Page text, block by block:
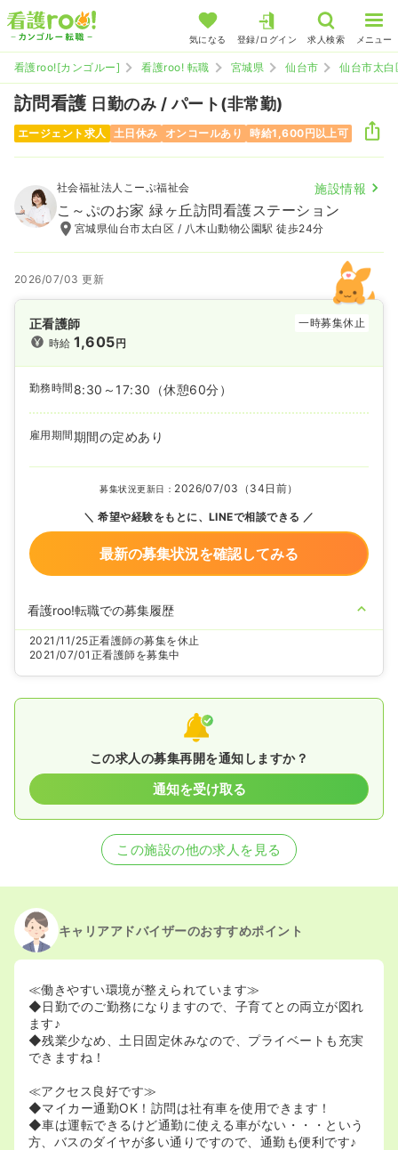
気になる 登録/ログイン 求人検索 メニュー
看護roo![カンゴルー] 看護roo! 転職 宮城県 仙台市 仙台市太白
訪問看護 日勤のみ / パート(非常勤)
エージェント求人 土日休み オンコールあり 時給1,600円以上可
社会福祉法人こーぷ福祉会 施設情報
こ～ぷのお家 緑ヶ丘訪問看護ステーション
宮城県仙台市太白区 / 八木山動物公園駅 徒歩24分
2026/07/03 更新
正看護師
一時募集休止
時給1,605円
勤務時間 8:30～17:30 （休憩60分）
雇用期間期間の定めあり
募集状況更新日： 2026/07/03（34日前）
希望や経験をもとに、LINEで相談できる
最新の募集状況を確認してみる
看護roo!転職での募集履歴
2021/11/25正看護師の募集を休止
2021/07/01 正看護師を募集中
この求人の募集再開を通知しますか？
通知を受け取る
この施設の他の求人を見る
キャリアアドバイザーのおすすめポイント
≪働きやすい環境が整えられています≫
◆日勤でのご勤務になりますので、子育てとの両立が図れ
ます♪
◆残業少なめ、土日固定休みなので、プライベートも充実
できますね！
≪アクセス良好です≫
◆マイカー通勤OK！訪問は社有車を使用できます！
◆車は運転できるけど通勤に使える車がない・・・という
方、バスのダイヤが多い通りですので、通勤も便利です♪